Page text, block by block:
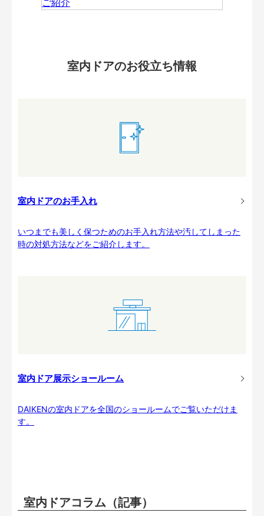
室内ドアのお役立ち情報
室内ドアのお手入れ
いつまでも美しく保つためのお手入れ方法や汚してしまった
時の対処方法などをご紹介します。
室内ドア展示ショールーム
DAIKENの室内ドアを全国のショールームでご覧いただけま
す。
室内ドアコラム（記事）